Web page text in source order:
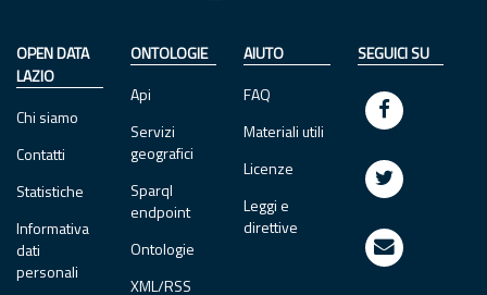
OPEN DATA
LAZIO
Chi siamo
Contatti
Statistiche
Informativa
dati
personali
ONTOLOGIE
Api
Servizi
geografici
Sparql
endpoint
Ontologie
XML/RSS
AIUTO
FAQ
Materiali utili
Licenze
Leggi e
direttive
SEGUICI SU